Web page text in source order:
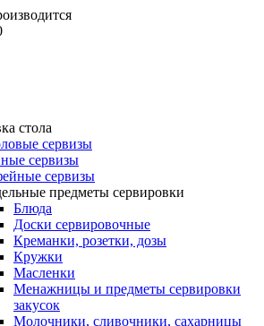
стола
сервизы
сервизы
сервизы
предметы сервировки
Блюда
Доски сервировочные
Креманки, розетки, дозы
Кружки
Масленки
Менажницы и предметы сервировки
закусок
Молочники, сливочники, сахарницы